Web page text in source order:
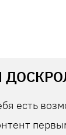
есть